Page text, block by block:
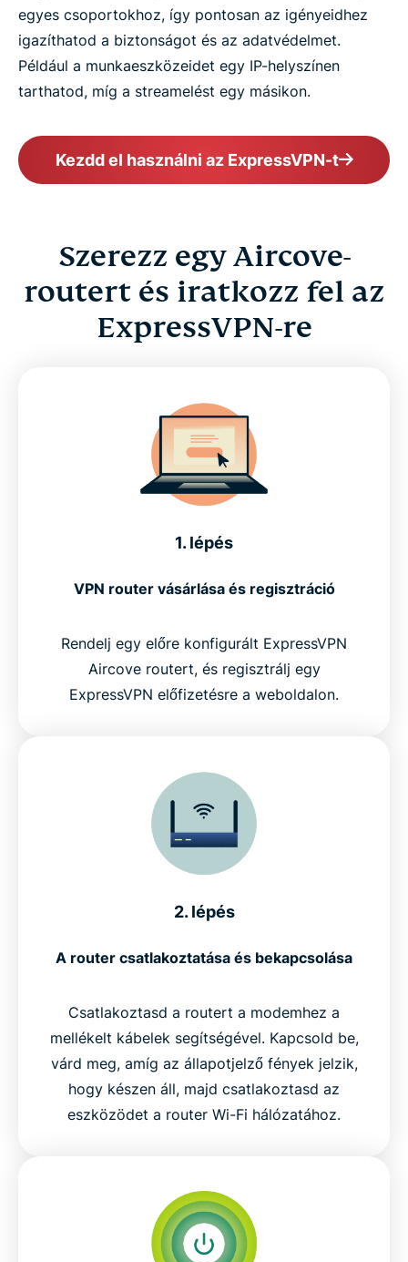
egyes csoportokhoz, így pontosan az igényeidhez
igazíthatod a biztonságot és az adatvédelmet.
Például a munkaeszközeidet egy IP-helyszínen
tarthatod, míg a streamelést egy másikon.
Kezdd el használni az ExpressVPN-t
Szerezz egy Aircove-
routert és iratkozz fel az
ExpressVPN-re
1. lépés
VPN router vásárlása és regisztráció
Rendelj egy előre konfigurált ExpressVPN
Aircove routert, és regisztrálj egy
ExpressVPN előfizetésre a weboldalon.
2. lépés
A router csatlakoztatása és bekapcsolása
Csatlakoztasd a routert a modemhez a
mellékelt kábelek segítségével. Kapcsold be,
várd meg, amíg az állapotjelző fények jelzik,
hogy készen áll, majd csatlakoztasd az
eszközödet a router Wi-Fi hálózatához.